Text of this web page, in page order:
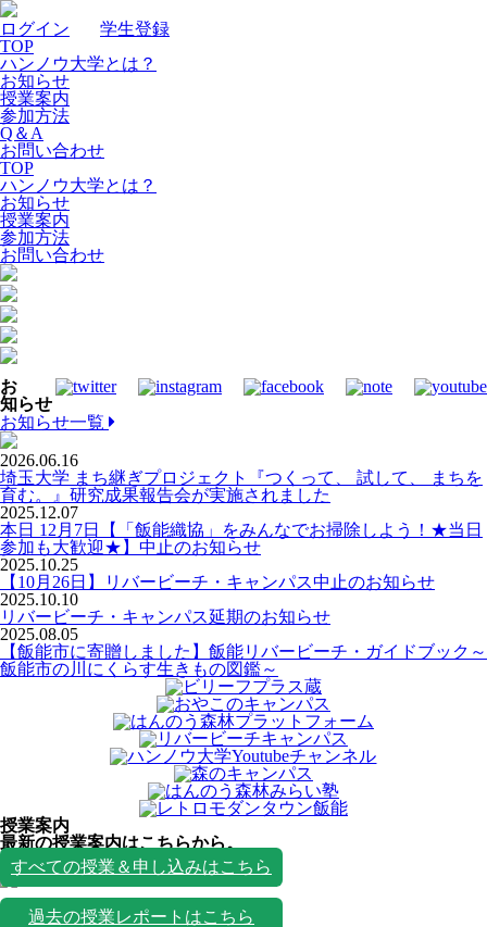
ログイン
学生登録
TOP
ハンノウ大学とは？
お知らせ
授業案内
参加方法
Q＆A
お問い合わせ
TOP
ハンノウ大学とは？
お知らせ
授業案内
参加方法
お問い合わせ
お
知らせ
お知らせ一覧
2026.06.16
埼玉大学 まち継ぎプロジェクト『つくって、 試して、 まちを
育む。』研究成果報告会が実施されました
2025.12.07
本日 12月7日【「飯能織協」をみんなでお掃除しよう！★当日
参加も大歓迎★】中止のお知らせ
2025.10.25
【10月26日】リバービーチ・キャンパス中止のお知らせ
2025.10.10
リバービーチ・キャンパス延期のお知らせ
2025.08.05
【飯能市に寄贈しました】飯能リバービーチ・ガイドブック～
飯能市の川にくらす生きもの図鑑～
授業案内
最新の授業案内はこちらから。
授業一覧
すべての授業＆申し込みはこちら
過去の授業レポートはこちら